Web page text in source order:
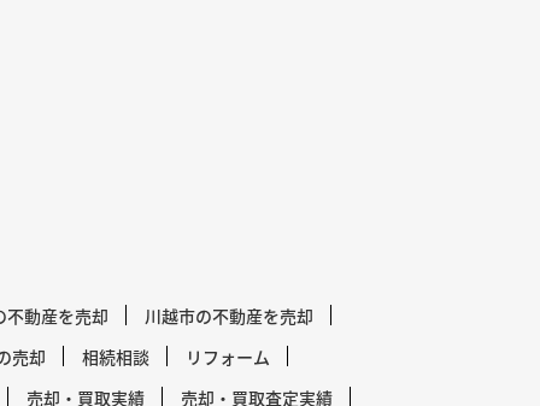
不動産を売却
川越市の不動産を売却
売却
相続相談
リフォーム
売却・買取実績
売却・買取査定実績